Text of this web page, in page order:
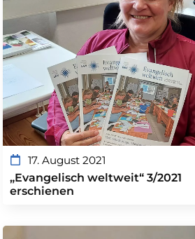
17. August 2021
„Evangelisch weltweit“ 3/2021
erschienen